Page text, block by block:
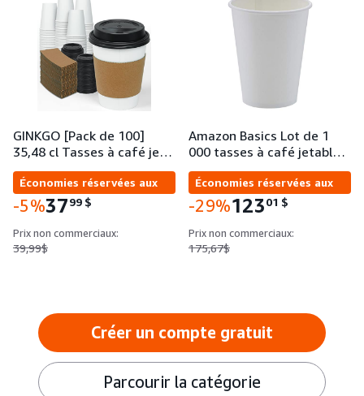
GINKGO [Pack de 100]
35,48 cl Tasses à café je…
Économies réservées aux
entreprises
-5%3799 $
Prix non commerciaux:
39,99$
Amazon Basics Lot de 1
000 tasses à café jetabl…
Économies réservées aux
entreprises
-29%12301 $
Prix non commerciaux:
175,67$
Créer un compte gratuit
Parcourir la catégorie